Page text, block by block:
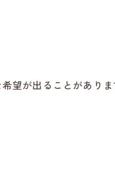
望が出ることがあり